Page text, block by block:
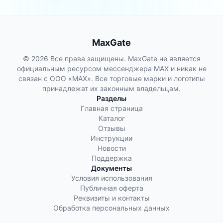
MaxGate
© 2026 Все права защищены. MaxGate не является
официальным ресурсом мессенджера MAX и никак не
связан с ООО «МАХ». Все торговые марки и логотипы
принадлежат их законным владельцам.
Разделы
Главная страница
Каталог
Отзывы
Инструкции
Новости
Поддержка
Документы
Условия использования
Публичная оферта
Реквизиты и контакты
Обработка персональных данных